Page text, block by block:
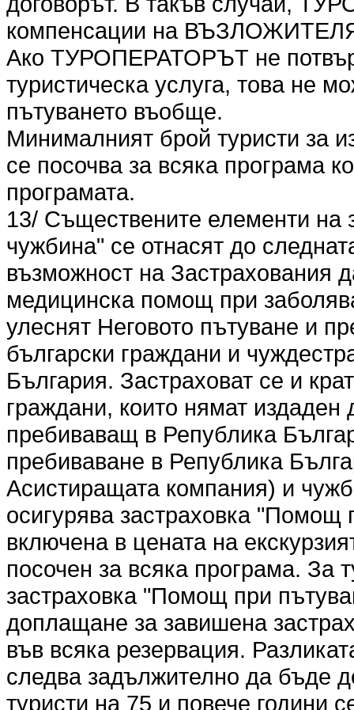
компенсации на
Ако ТУРОПЕРАТОРЪТ не
туристическа услуга, това не
пътуването въобще.
Минималният брой туристи за
се посочва за всяка програма
програмата.
13/ Съществените елементи на
чужбина" се отнасят до
възможност на Застрахования
медицинска помощ при
улеснят Неговото пътуване и
български граждани и
България. Застраховат се и
граждани, които нямат
пребиваващ в Република
пребиваване в Република
Асистиращата компания) и
осигурява застраховка "Помощ
включена в цената на
посочен за всяка програма. За
застраховка "Помощ при
доплащане за завишена
във всяка резервация.
следва задължително да бъде
туристи на 75 и повече години